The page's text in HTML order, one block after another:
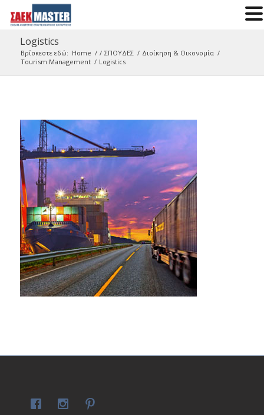
Logistics
Βρίσκεστε εδώ: Home / / ΣΠΟΥΔΕΣ / Διοίκηση & Οικονομία /
Tourism Management / Logistics